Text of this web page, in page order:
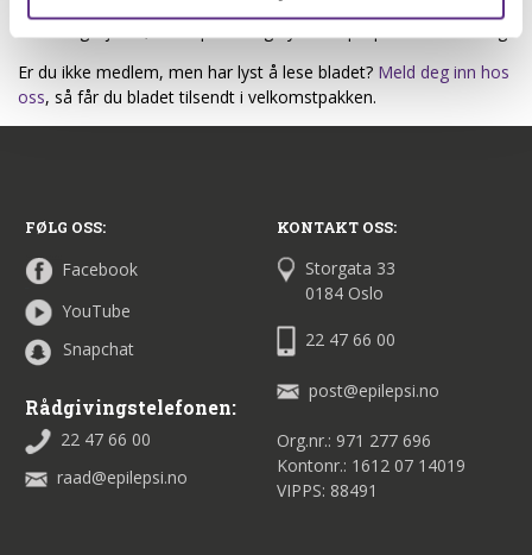
Ellers får du som vanlig også Forskningsnytt fra
Er du ikke medlem, men har lyst å lese bladet? Meld deg inn hos
oss, så får du bladet tilsendt i velkomstpakken.
FØLG OSS:
Facebook
YouTube
Snapchat
Rådgivingstelefonen:
22 47 66 00
raad@epilepsi.no
KONTAKT OSS:
Storgata 33
0184 Oslo
22 47 66 00
post@epilepsi.no
Org.nr.: 971 277 696
Kontonr.: 1612 07 14019
VIPPS: 88491